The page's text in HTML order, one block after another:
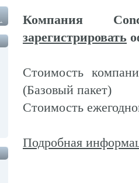
Компания
зарегистрировать
Стоимость
(Базовый пакет)
Стоимость
Подробная